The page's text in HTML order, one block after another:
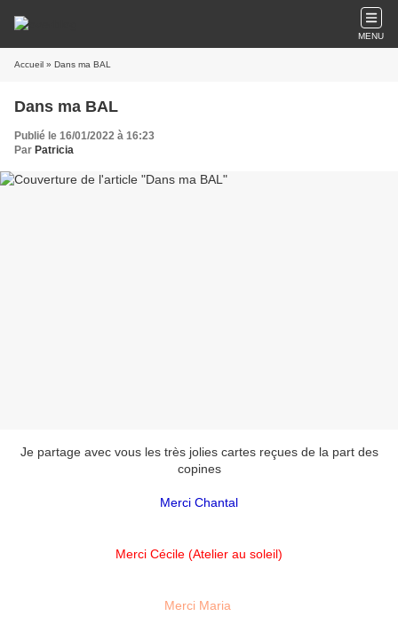
MENU
Accueil » Dans ma BAL
Dans ma BAL
Publié le 16/01/2022 à 16:23
Par Patricia
Je partage avec vous les très jolies cartes reçues de la part des
copines
Merci Chantal
Merci Cécile (Atelier au soleil)
Merci Maria